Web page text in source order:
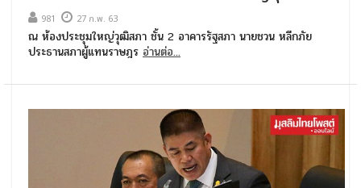
981 27 ก.พ. 63
ณ ห้องประชุมใหญ่วุฒิสภา ชั้น 2 อาคารรัฐสภา นายชวน หลีกภัย
ประธานสภาผู้แทนราษฎร อ่านต่อ...